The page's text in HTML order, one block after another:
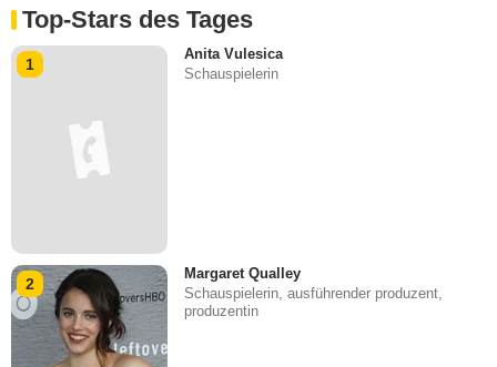
Top-Stars des Tages
1
Anita Vulesica
Schauspielerin
2
Margaret Qualley
Schauspielerin, ausführender produzent,
produzentin